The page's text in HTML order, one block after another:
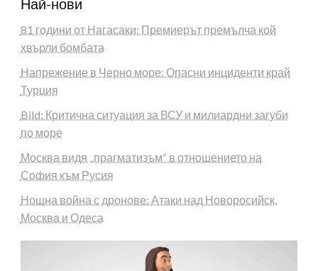
Най-нови
81 години от Нагасаки: Премиерът премълча кой
хвърли бомбата
Напрежение в Черно море: Опасни инциденти край
Турция
Bild: Критична ситуация за ВСУ и милиардни загуби
по море
Москва видя „прагматизъм“ в отношението на
София към Русия
Нощна война с дронове: Атаки над Новоросийск,
Москва и Одеса